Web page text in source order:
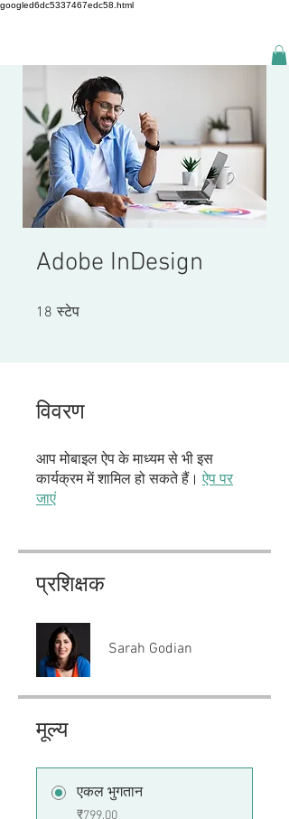
googled6dc5337467edc58.html
Adobe InDesign
18 स्टेप
विवरण
आप मोबाइल ऐप के माध्यम से भी इस
कार्यक्रम में शामिल हो सकते हैं। ऐप पर
जाएं
प्रशिक्षक
Sarah Godian
मूल्य
एकल भुगतान
₹799.00